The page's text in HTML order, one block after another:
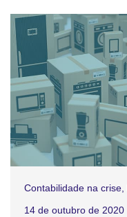
Contabilidade na crise,
14 de outubro de 2020